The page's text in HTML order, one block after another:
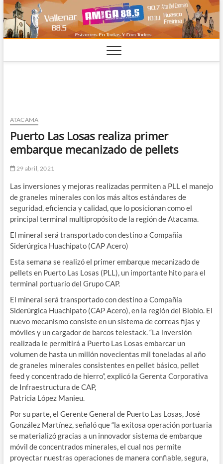
Saltar
al
contenido
ATACAMA
Puerto Las Losas realiza primer
embarque mecanizado de pellets
29 abril, 2021
Las inversiones y mejoras realizadas permiten a PLL el manejo
de graneles minerales con los más altos estándares de
seguridad, eficiencia y calidad, que lo posicionan como el
principal terminal multipropósito de la región de Atacama.
El mineral será transportado con destino a Compañía
Siderúrgica Huachipato (CAP Acero)
Esta semana se realizó el primer embarque mecanizado de
pellets en Puerto Las Losas (PLL), un importante hito para el
terminal portuario del Grupo CAP.
El mineral será transportado con destino a Compañía
Siderúrgica Huachipato (CAP Acero), en la región del Biobío. El
nuevo mecanismo consiste en un sistema de correas fijas y
móviles y un cargador de barcos telestack. “La inversión
realizada le permitirá a Puerto Las Losas embarcar un
volumen de hasta un millón novecientas mil toneladas al año
de graneles minerales consistentes en pellet básico, pellet
feed y concentrado de hierro”, explicó la Gerenta Corporativa
de Infraestructura de CAP,
Patricia López Manieu.
Por su parte, el Gerente General de Puerto Las Losas, José
González Martínez, señaló que “la exitosa operación portuaria
se materializó gracias a un innovador sistema de embarque
móvil de concentrados minerales, el cual nos permite
proyectar nuestras operaciones de manera confiable, segura,